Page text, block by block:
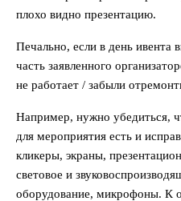
плохо видно презентацию.
Печально, если в день ивента
часть заявленного
не работает / забыли
Например, нужно убедиться,
для мероприятия есть и
кликеры, экраны,
световое и
оборудование, микрофоны. К